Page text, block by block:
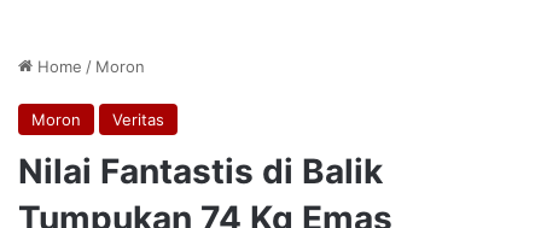
Home / Moron
Moron Veritas
Nilai Fantastis di Balik
Tumpukan 74 Kg Emas